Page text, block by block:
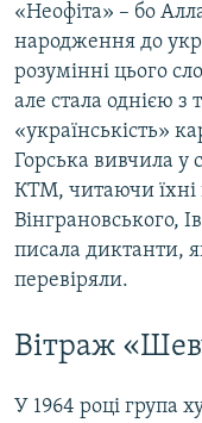
«Неофіта» – бо
народження до
розумінні цього
але стала однією з
«українськість»
Горська вивчила у
КТМ, читаючи їхні
Вінграновського,
писала диктанти,
перевіряли.
Вітраж
У 1964 році група